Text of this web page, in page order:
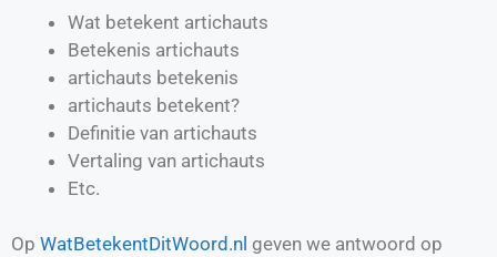
Wat betekent artichauts
Betekenis artichauts
artichauts betekenis
artichauts betekent?
Definitie van artichauts
Vertaling van artichauts
Etc.
Op WatBetekentDitWoord.nl geven we antwoord op